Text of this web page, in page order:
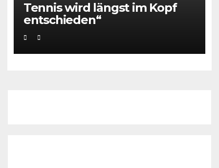
Tennis wird längst im Kopf
entschieden“